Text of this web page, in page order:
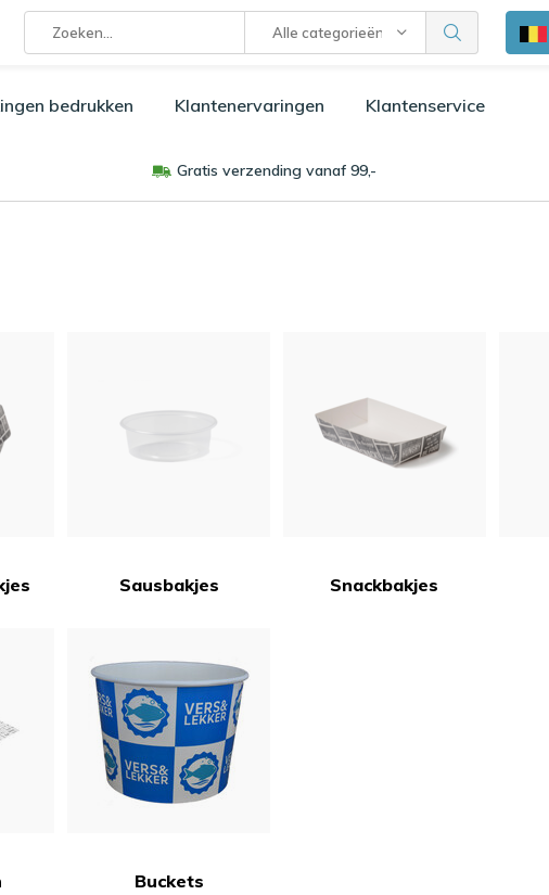
Alle categorieën
bedrukken Klantenervaringen Klantenservice
Gratis verzending vanaf 99,-
Sausbakjes Snackbakjes
Buckets